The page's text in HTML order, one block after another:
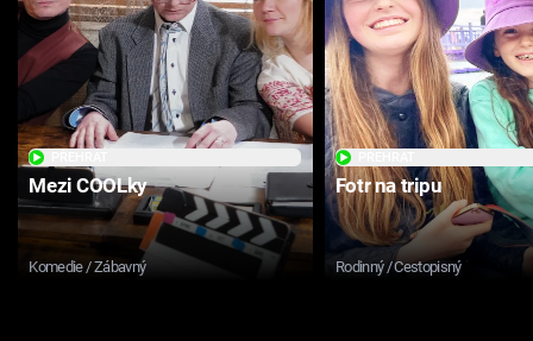
Mezi COOLky
Komedie / Zábavný
Fotr na tripu
Rodinný / Cestopisný